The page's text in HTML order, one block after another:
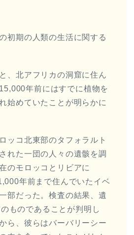
初期の人類の生活に関する
、北アフリカの洞窟に住ん
年前にはすでに植物を
始めていたことが明らかに
ッコ北東部のタフォラルト
れた一団の人々の遺骸を調
のモロッコとリビアに
年前まで住んでいたイベ
部だった。検査の結果、遺
ものであることが判明し
ら、彼らはバーバリーシー